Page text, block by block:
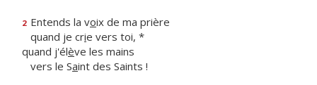
2 Entends la voix de ma prière
quand je crie vers toi, *
quand j'élève les mains
vers le Saint des Saints !